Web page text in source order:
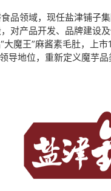
品领域，现任盐津铺子
对产品开发、品牌建设
魔王”麻酱素毛肚，上
导地位，重新定义魔芋品